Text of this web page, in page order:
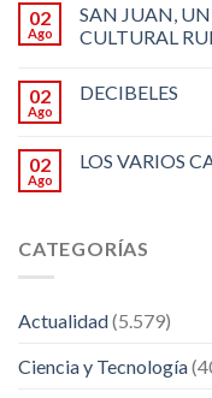
02
Ago
SAN JUAN,
CULTURAL
02
Ago
DECIBELES
02
Ago
LOS VARIOS
CATEGORÍAS
Actualidad(5.579)
Ciencia y Tecnología